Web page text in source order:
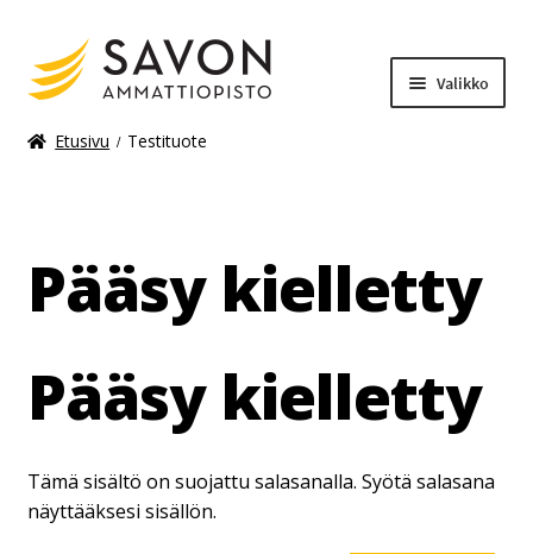
Valikko
Etusivu Testituote
Pääsy kielletty
Pääsy kielletty
Tämä sisältö on suojattu salasanalla. Syötä salasana
näyttääksesi sisällön.